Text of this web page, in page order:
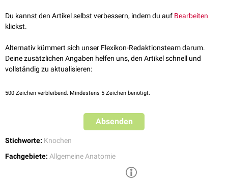
Versorgung der Markhöhle erfolgt über Arterien, die durch kleine Löcher
in der Knochensubstanz ziehen, die
Foramina nutricia
rotes Knochenmark ( Medulla ossium rubra), in späteren Lebensjahren
wird es vollständig durch gelbes Fettmark (Medulla ossium flava
ersetzt.
Du kannst den Artikel selbst verbessern, indem du auf Bearbeiten
klickst.
Alternativ kümmert sich unser Flexikon-Redaktionsteam darum.
Deine zusätzlichen Angaben helfen uns, den Artikel schnell und
vollständig zu aktualisieren:
500 Zeichen verbleibend. Mindestens 5 Zeichen benötigt.
Absenden
Stichworte: Knochen
Fachgebiete: Allgemeine Anatomie